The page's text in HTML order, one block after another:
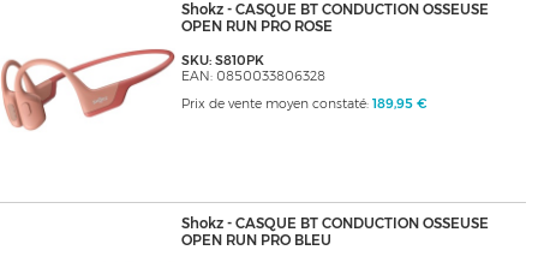
Shokz - CASQUE BT CONDUCTION OSSEUSE
OPEN RUN PRO ROSE
SKU: S810PK
EAN: 0850033806328
Prix de vente moyen constaté: 189,95 €
Shokz - CASQUE BT CONDUCTION OSSEUSE
OPEN RUN PRO BLEU